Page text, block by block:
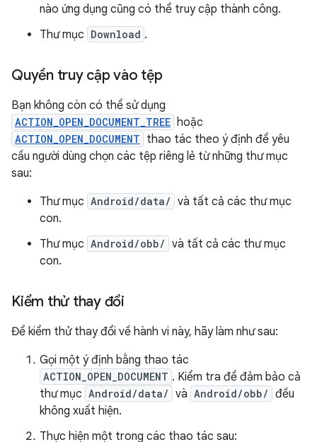
nào ứng dụng cũng có thể truy cập thành công.
Thư mục Download .
Quyền truy cập vào tệp
Bạn không còn có thể sử dụng
ACTION_OPEN_DOCUMENT_TREE hoặc
ACTION_OPEN_DOCUMENT thao tác theo ý định để yêu
cầu người dùng chọn các tệp riêng lẻ từ những thư mục
sau:
Thư mục Android/data/ và tất cả các thư mục
con.
Thư mục Android/obb/ và tất cả các thư mục
con.
Kiểm thử thay đổi
Để kiểm thử thay đổi về hành vi này, hãy làm như sau:
Gọi một ý định bằng thao tác
ACTION_OPEN_DOCUMENT . Kiểm tra để đảm bảo cả
thư mục Android/data/ và Android/obb/ đều
không xuất hiện.
Thực hiện một trong các thao tác sau: